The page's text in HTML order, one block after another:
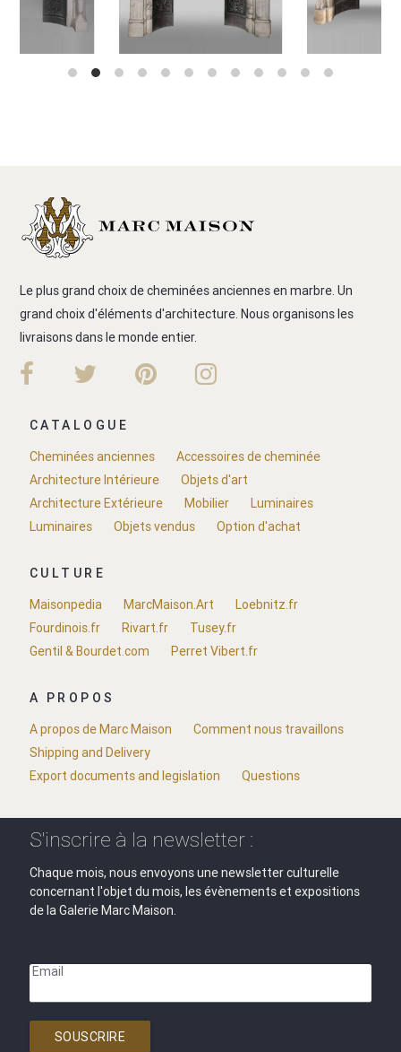
Le plus grand choix de cheminées anciennes en marbre. Un
grand choix d'éléments d'architecture. Nous organisons les
livraisons dans le monde entier.
CATALOGUE
Cheminées anciennes
Accessoires de cheminée
Architecture Intérieure
Objets d'art
Architecture Extérieure
Mobilier
Luminaires
Luminaires
Objets vendus Option d'achat
CULTURE
Maisonpedia
MarcMaison.Art
Loebnitz.fr
Fourdinois.fr
Rivart.fr
Tusey.fr
Gentil & Bourdet.com
Perret Vibert.fr
A PROPOS
A propos de Marc Maison
Comment nous travaillons
Shipping and Delivery
Export documents and legislation
Questions
S'inscrire à la newsletter :
Chaque mois, nous envoyons une newsletter culturelle
concernant l'objet du mois, les évènements et expositions
de la Galerie Marc Maison.
Email
SOUSCRIRE